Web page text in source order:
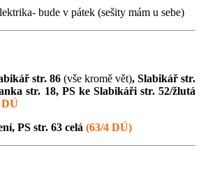
bude v pátek (sešity mám u sebe)
str. 86 (vše kromě vět), Slabikář str.
str. 18, PS ke Slabikáři str. 52/žlutá
PS str. 63 celá (63/4 DÚ)